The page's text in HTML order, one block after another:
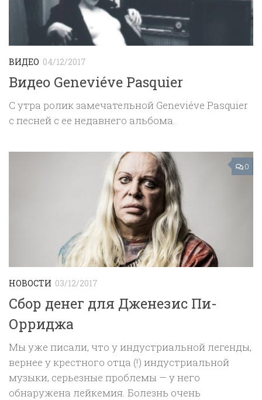
ВИДЕО 04/12/2017
Видео Geneviéve Pasquier
С утра ролик замечательной Geneviéve Pasquier
с песней с ее недавнего альбома.
0
НОВОСТИ 03/12/2017
Сбор денег для Дженезис Пи-
Орриджа
Мы уже писали, что у индустриальной легенды,
вернее у крестного отца (!) индустриальной
музыки, серьезные проблемы — у него
обнаружена лейкемия. Болезнь очень